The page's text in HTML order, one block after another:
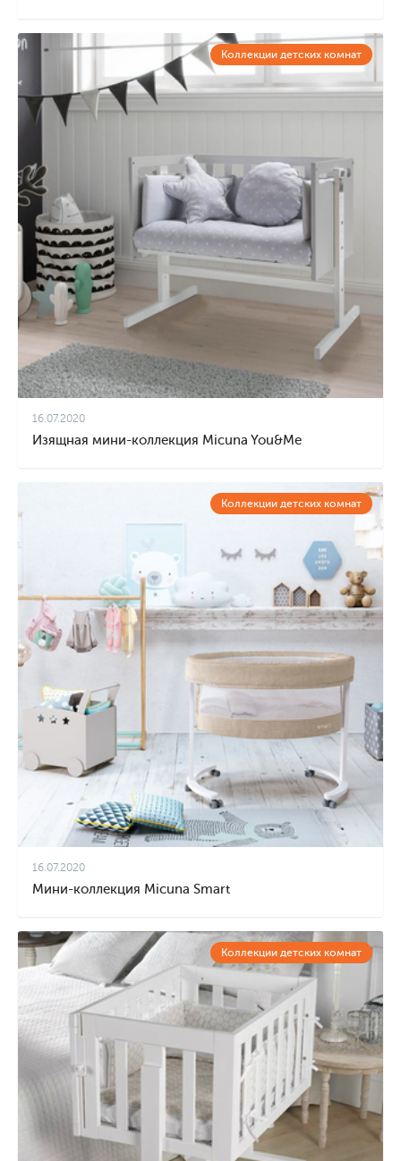
Коллекции детских комнат
16.07.2020
Изящная мини-коллекция Micuna You&Me
Коллекции детских комнат
16.07.2020
Мини-коллекция Micuna Smart
Коллекции детских комнат